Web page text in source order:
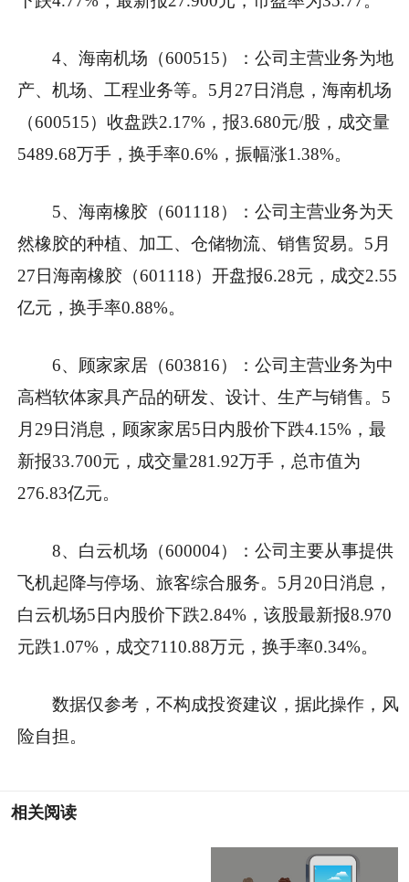
4、海南机场（600515）：公司主营业务为地
产、机场、工程业务等。5月27日消息，海南机场
（600515）收盘跌2.17%，报3.680元/股，成交量
5489.68万手，换手率0.6%，振幅涨1.38%。
5、海南橡胶（601118）：公司主营业务为天
然橡胶的种植、加工、仓储物流、销售贸易。5月
27日海南橡胶（601118）开盘报6.28元，成交2.55
亿元，换手率0.88%。
6、顾家家居（603816）：公司主营业务为中
高档软体家具产品的研发、设计、生产与销售。5
月29日消息，顾家家居5日内股价下跌4.15%，最
新报33.700元，成交量281.92万手，总市值为
276.83亿元。
8、白云机场（600004）：公司主要从事提供
飞机起降与停场、旅客综合服务。5月20日消息，
白云机场5日内股价下跌2.84%，该股最新报8.970
元跌1.07%，成交7110.88万元，换手率0.34%。
数据仅参考，不构成投资建议，据此操作，风
险自担。
相关阅读